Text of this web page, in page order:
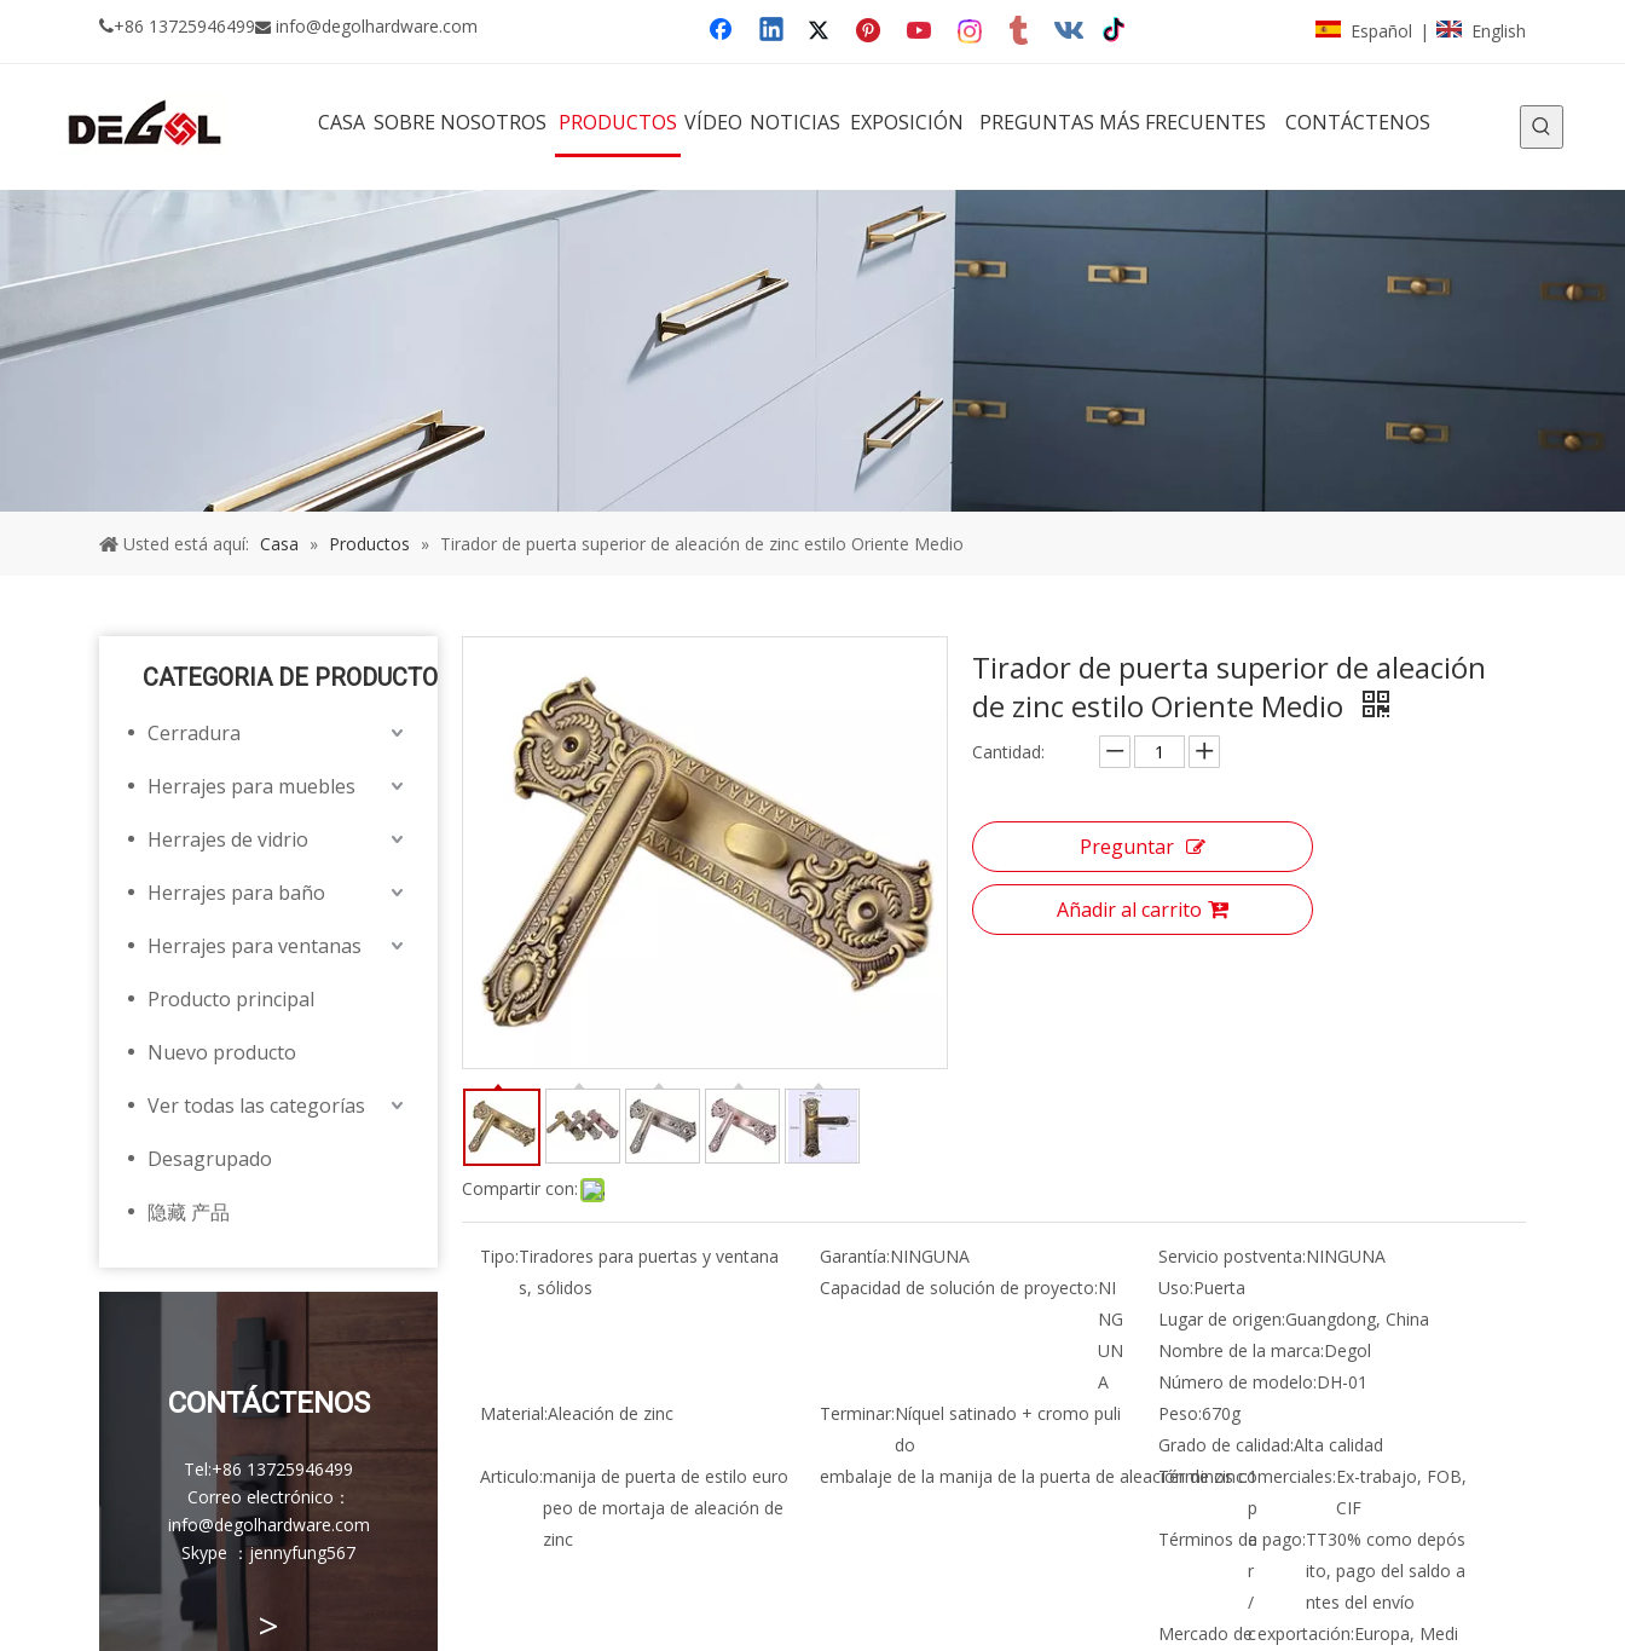
+86 13725946499 info@degolhardware.com Español | English
CASA SOBRE NOSOTROS PRODUCTOS VÍDEO NOTICIAS EXPOSICIÓN PREGUNTAS MÁS FRECUENTES CONTÁCTENOS
Usted está aquí: Casa » Productos » Tirador de puerta superior de aleación de zinc estilo Oriente Medio
CATEGORIA DE PRODUCTO
Cerradura
Herrajes para muebles
Herrajes de vidrio
Herrajes para baño
Herrajes para ventanas
Producto principal
Nuevo producto
Ver todas las categorías
Desagrupado
隐藏 产品
CONTÁCTENOS
Tel:+86 13725946499
Correo electrónico ：
info@degolhardware.com
Skype ：jennyfung567
>
Compartir con:
Tirador de puerta superior de aleación
de zinc estilo Oriente Medio
Cantidad:
Preguntar
Añadir al carrito
Tipo:Tiradores para puertas y ventana
s, sólidos
Garantía:NINGUNA Servicio postventa:NINGUNA
Capacidad de solución de proyecto:NI
NG
UN
A
Uso:Puerta
Lugar de origen:Guangdong, China
Nombre de la marca:Degol
Número de modelo:DH-01
Material:Aleación de zinc Terminar:Níquel satinado + cromo puli
do
Peso:670g
Grado de calidad:Alta calidad
Articulo:manija de puerta de estilo euro
peo de mortaja de aleación de
zinc
embalaje de la manija de la puerta de aleación de zinc:1
p
a
r
/
c
Términos comerciales:Ex-trabajo, FOB,
CIF
Términos de pago:TT30% como depós
ito, pago del saldo a
ntes del envío
Mercado de exportación:Europa, Medi